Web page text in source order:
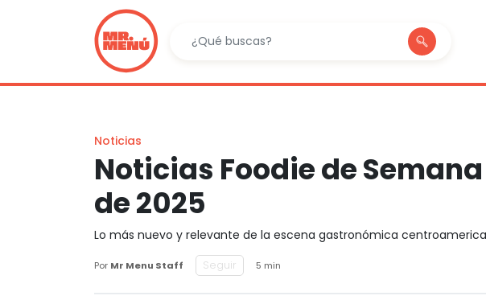
Noticias
Noticias Foodie de
de 2025
Lo más nuevo y relevante de la escena gastronómica
Por Mr Menu Staff Seguir 5 min